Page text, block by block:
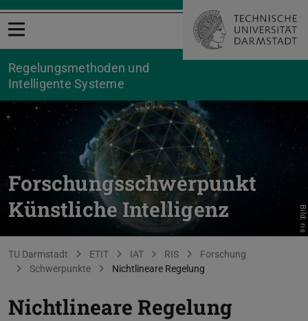
Menü öffnen
Regelungsmethoden und
Intelligente Systeme
Forschungsschwerpunkt
Künstliche Intelligenz
Bild: ris
Sie befinden sich hier:
TU Darmstadt ETIT IAT RIS
Forschung
Schwerpunkte
Nichtlineare Regelung
Nichtlineare Regelung